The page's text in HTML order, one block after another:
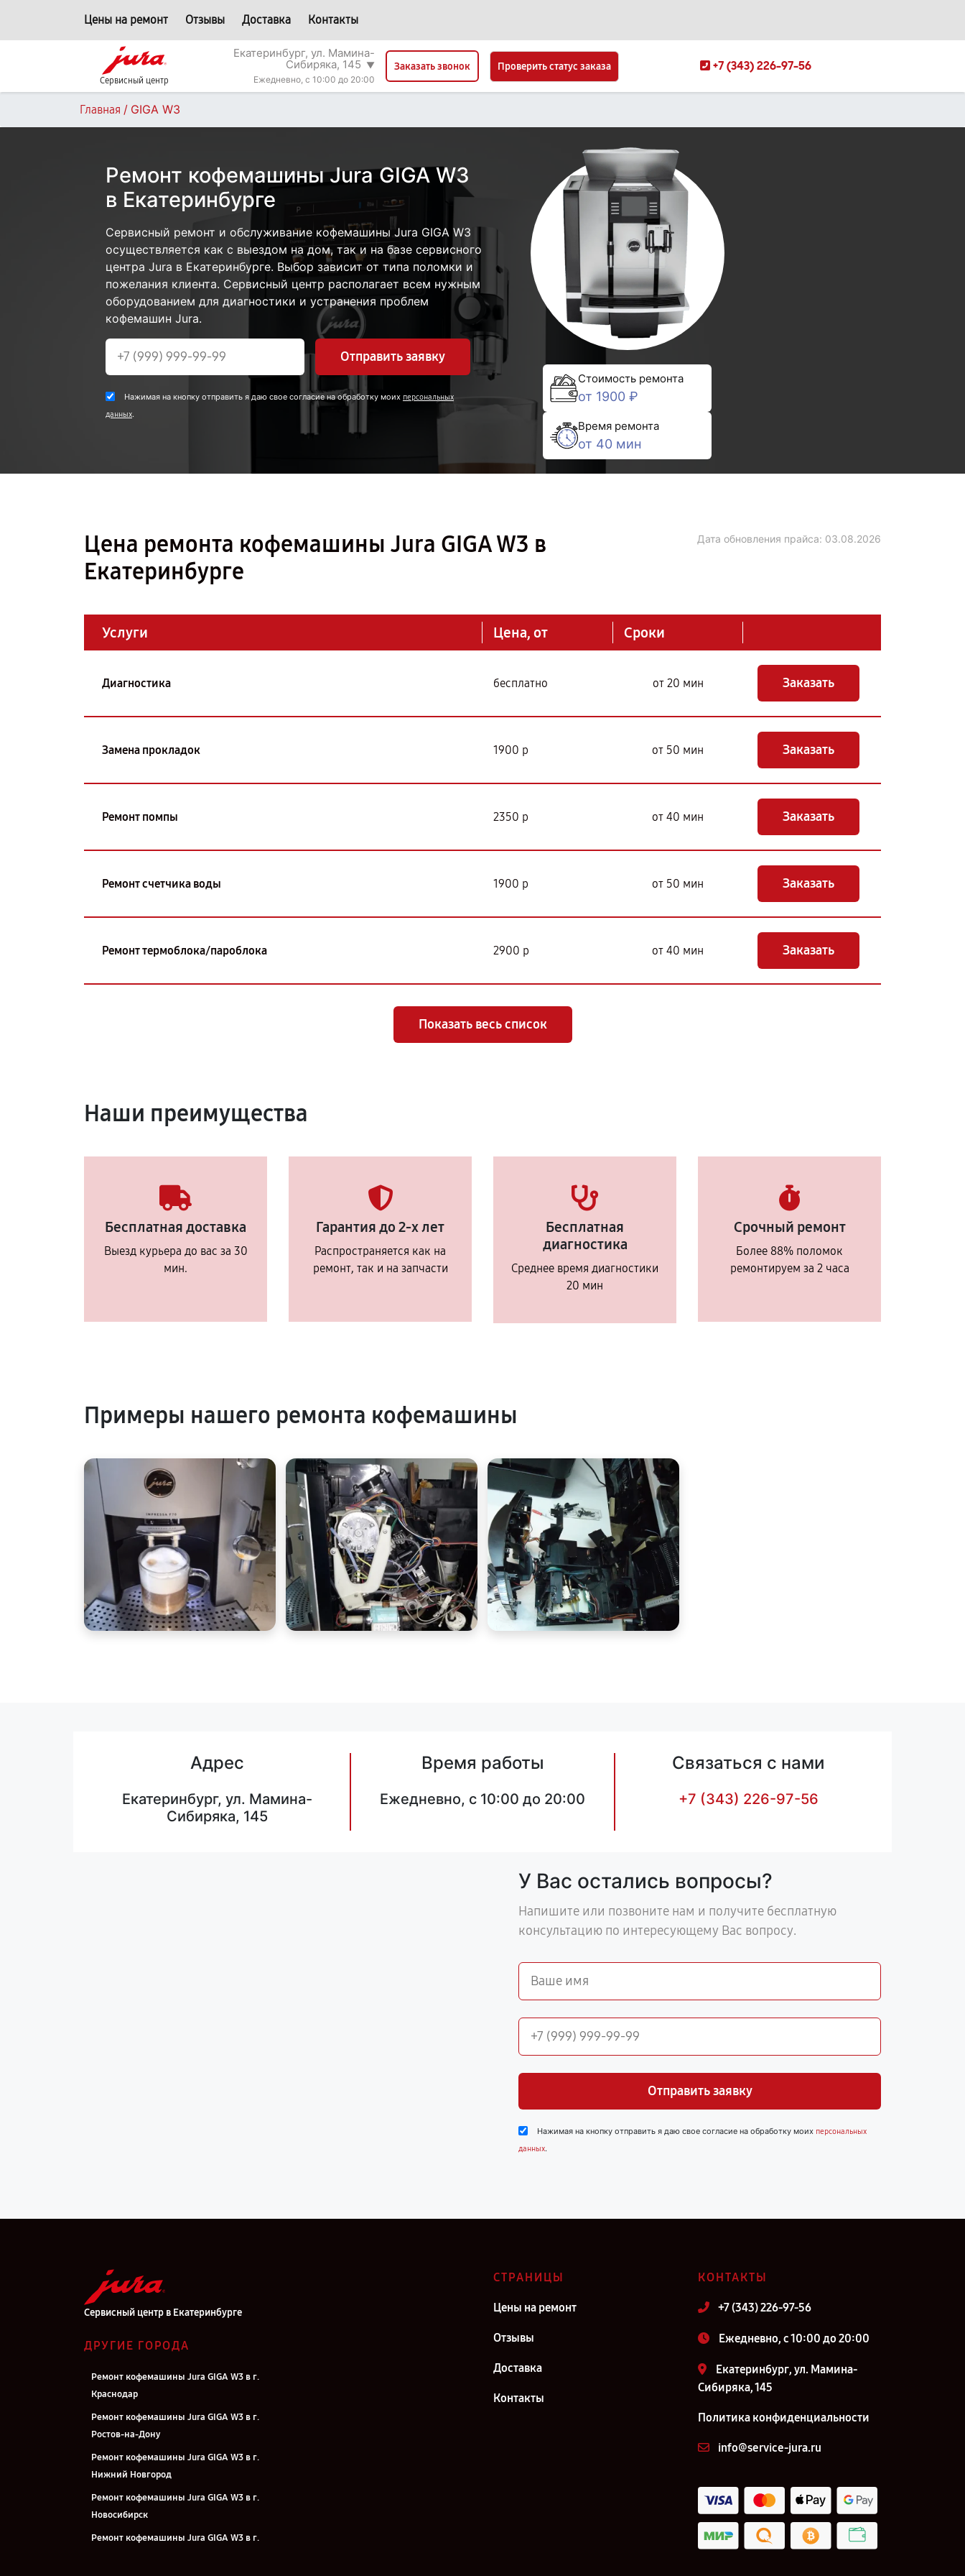
Цены на ремонт Отзывы Доставка Контакты
Сервисный центр
Екатеринбург, ул. Мамина-
Сибиряка, 145 ▼
Ежедневно, с 10:00 до 20:00
Заказать звонок Проверить статус заказа +7 (343) 226-97-56
Главная / GIGA W3
Ремонт кофемашины Jura GIGA W3
в Екатеринбурге
Сервисный ремонт и обслуживание кофемашины Jura GIGA W3
осуществляется как с выездом на дом, так и на базе сервисного
центра Jura в Екатеринбурге. Выбор зависит от типа поломки и
пожелания клиента. Сервисный центр располагает всем нужным
оборудованием для диагностики и устранения проблем
кофемашин Jura.
Отправить заявку
Нажимая на кнопку отправить я даю свое согласие на обработку моих персональных
данных.
Стоимость ремонта
от 1900 ₽
Время ремонта
от 40 мин
Цена ремонта кофемашины Jura GIGA W3 в
Екатеринбурге
Дата обновления прайса: 03.08.2026
Услуги Цена, от Сроки
Диагностика бесплатно от 20 мин Заказать
Замена прокладок 1900 р от 50 мин Заказать
Ремонт помпы 2350 р от 40 мин Заказать
Ремонт счетчика воды 1900 р от 50 мин Заказать
Ремонт термоблока/пароблока 2900 р от 40 мин Заказать
Показать весь список
Наши преимущества
Бесплатная доставка
Выезд курьера до вас за 30
мин.
Гарантия до 2-х лет
Распространяется как на
ремонт, так и на запчасти
Бесплатная
диагностика
Среднее время диагностики
20 мин
Срочный ремонт
Более 88% поломок
ремонтируем за 2 часа
Примеры нашего ремонта кофемашины
Адрес
Екатеринбург, ул. Мамина-
Сибиряка, 145
Время работы
Ежедневно, с 10:00 до 20:00
Связаться с нами
+7 (343) 226-97-56
У Вас остались вопросы?
Напишите или позвоните нам и получите бесплатную
консультацию по интересующему Вас вопросу.
Отправить заявку
Нажимая на кнопку отправить я даю свое согласие на обработку моих персональных
данных.
Сервисный центр в Екатеринбурге
ДРУГИЕ ГОРОДА
Ремонт кофемашины Jura GIGA W3 в г.
Краснодар
Ремонт кофемашины Jura GIGA W3 в г.
Ростов-на-Дону
Ремонт кофемашины Jura GIGA W3 в г.
Нижний Новгород
Ремонт кофемашины Jura GIGA W3 в г.
Новосибирск
Ремонт кофемашины Jura GIGA W3 в г.
СТРАНИЦЫ
Цены на ремонт
Отзывы
Доставка
Контакты
КОНТАКТЫ
+7 (343) 226-97-56
Ежедневно, с 10:00 до 20:00
Екатеринбург, ул. Мамина-
Сибиряка, 145
Политика конфиденциальности
info@service-jura.ru